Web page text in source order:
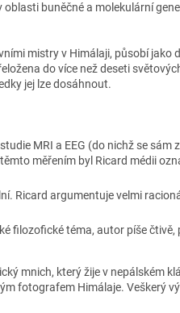
buněčné a molekulární
mistry v Himálaji, působí jako
do více než deseti
jej lze dosáhnout.
MRI a EEG (do nichž se sám
měřením byl Ricard médii
Ricard argumentuje velmi
filozofické téma, autor píše
mnich, který žije v nepálském
fotografem Himálaje. Veškerý